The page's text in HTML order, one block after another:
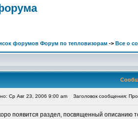
форумов Форум по тепловизорам -> Все о
Ср Авг 23, 2006 9:00 am Заголовок сообщения:
появится раздел, посвященный описанию